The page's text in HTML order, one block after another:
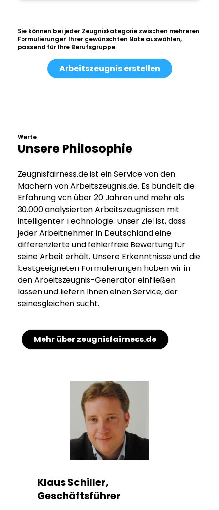
Sie können bei jeder Zeugniskategorie zwischen mehreren
Formulierungen Ihrer gewünschten Note auswählen,
passend für Ihre Berufsgruppe
Arbeitszeugnis erstellen
Werte
Unsere Philosophie
Zeugnisfairness.de ist ein Service von den
Machern von Arbeitszeugnis.de. Es bündelt die
Erfahrung von über 20 Jahren und mehr als
30.000 analysierten Arbeitszeugnissen mit
intelligenter Technologie. Unser Ziel ist, dass
jeder Arbeitnehmer in Deutschland eine
differenzierte und fehlerfreie Bewertung für
seine Arbeit erhält. Unsere Erkenntnisse und die
bestgeeigneten Formulierungen haben wir in
den Arbeitszeugnis-Generator einfließen
lassen und liefern Ihnen einen Service, der
seinesgleichen sucht.
Mehr über zeugnisfairness.de
Klaus Schiller,
Geschäftsführer